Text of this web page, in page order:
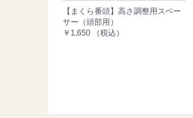
【まくら番頭】高さ調整用スペー
サー（頭部用）
￥1,650
（税込）